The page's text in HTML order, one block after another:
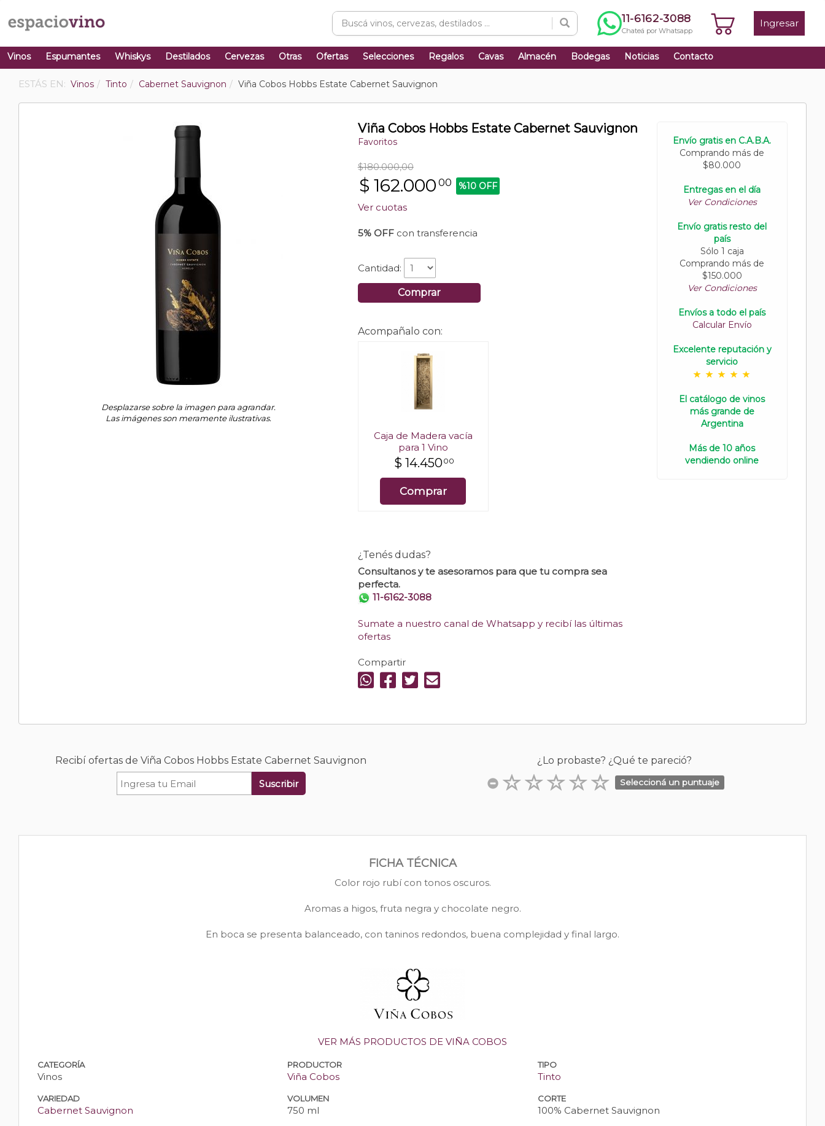
11-6162-3088
Chateá por Whatsapp
Ingresar
Vinos Espumantes Whiskys Destilados Cervezas Otras Ofertas Selecciones Regalos Cavas Almacén Bodegas Noticias Contacto
ESTÁS EN: Vinos Tinto Cabernet Sauvignon Viña Cobos Hobbs Estate Cabernet Sauvignon
Desplazarse sobre la imagen para agrandar.
Las imágenes son meramente ilustrativas.
Viña Cobos Hobbs Estate Cabernet Sauvignon
Favoritos
$180.000,00
$ 162.000 00 %10 OFF
Ver cuotas
5% OFFcon transferencia
Cantidad:
Comprar
Acompañalo con:
Caja de Madera vacía
para 1 Vino
$14.45000
Comprar
¿Tenés dudas?
Consultanos y te asesoramos para que tu compra sea
perfecta.
11-6162-3088
Sumate a nuestro canal de Whatsapp y recibí las últimas
ofertas
Compartir
Envío gratis en C.A.B.A.
Comprando más de
$80.000
Entregas en el día
Ver Condiciones
Envío gratis resto del
país
Sólo 1 caja
Comprando más de
$150.000
Ver Condiciones
Envíos a todo el país
Calcular Envío
Excelente reputación y
servicio
El catálogo de vinos
más grande de
Argentina
Más de 10 años
vendiendo online
Recibí ofertas de Viña Cobos Hobbs Estate Cabernet Sauvignon
Suscribir
¿Lo probaste? ¿Qué te pareció?
Seleccioná un puntuaje
FICHA TÉCNICA
Color rojo rubí con tonos oscuros.
Aromas a higos, fruta negra y chocolate negro.
En boca se presenta balanceado, con taninos redondos, buena complejidad y final largo.
VER MÁS PRODUCTOS DE VIÑA COBOS
CATEGORÍA
Vinos
PRODUCTOR
Viña Cobos
TIPO
Tinto
VARIEDAD
Cabernet Sauvignon
VOLUMEN
750 ml
CORTE
100% Cabernet Sauvignon